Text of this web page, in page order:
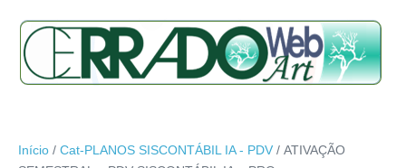
Início / Cat-PLANOS SISCONTÁBIL IA - PDV / ATIVAÇÃO